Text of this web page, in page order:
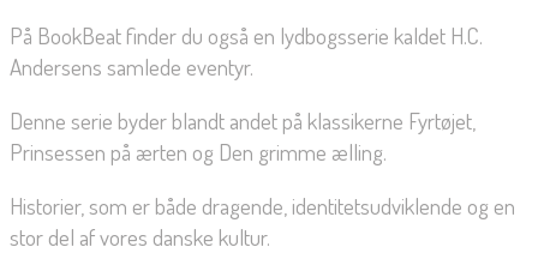
På BookBeat finder du også en lydbogsserie kaldet H.C.
Andersens samlede eventyr.
Denne serie byder blandt andet på klassikerne Fyrtøjet,
Prinsessen på ærten og Den grimme ælling.
Historier, som er både dragende, identitetsudviklende og en
stor del af vores danske kultur.